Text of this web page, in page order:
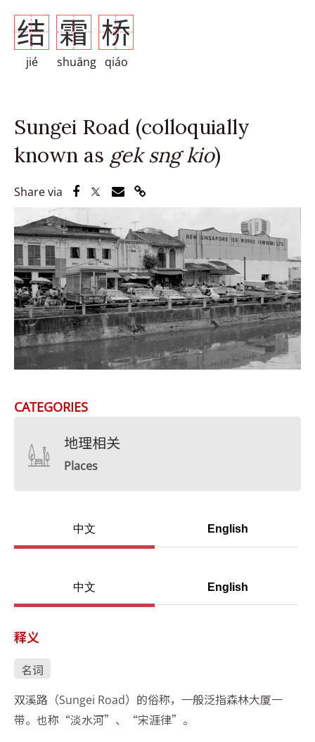
结
jié
霜
shuāng
桥
qiáo
Sungei Road (colloquially
known as gek sng kio)
Share via Share via Facebook
Share via Twitter
Share via Email
Share via Link
CATEGORIES
地理相关
Places
中文 English
中文 English
释义
名词
双溪路（Sungei Road）的俗称，一般泛指森林大厦一
带。也称“淡水河”、“宋涯律”。